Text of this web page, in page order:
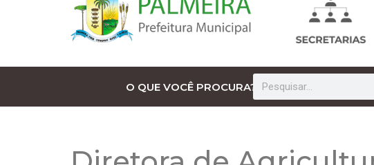
O QUE VOCÊ PROCURA?